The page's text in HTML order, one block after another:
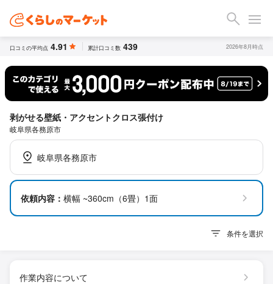
口コミの平均点 4.91 累計口コミ数 439 2026年8月時点
剥がせる壁紙・アクセントクロス張付け
岐阜県各務原市
岐阜県各務原市
依頼内容： 横幅 ~360cm（6畳）1面
条件を選択
作業内容について